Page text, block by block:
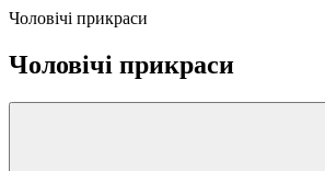
Чоловічі прикраси
Чоловічі прикраси